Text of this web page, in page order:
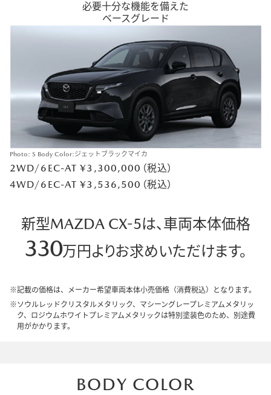
必要十分な機能を備えた
ベースグレード
Photo: S Body Color:ジェットブラックマイカ
2WD/6EC-AT ¥3,300,000（税込）
4WD/6EC-AT ¥3,536,500（税込）
新型MAZDA CX-5は、車両本体価格
330万円よりお求めいただけます。
記載の価格は、メーカー希望車両本体小売価格（消費税込）となります。
ソウルレッドクリスタルメタリック、マシーングレープレミアムメタリッ
ク、ロジウムホワイトプレミアムメタリックは特別塗装色のため、別途費
用がかかります。
BODY COLOR